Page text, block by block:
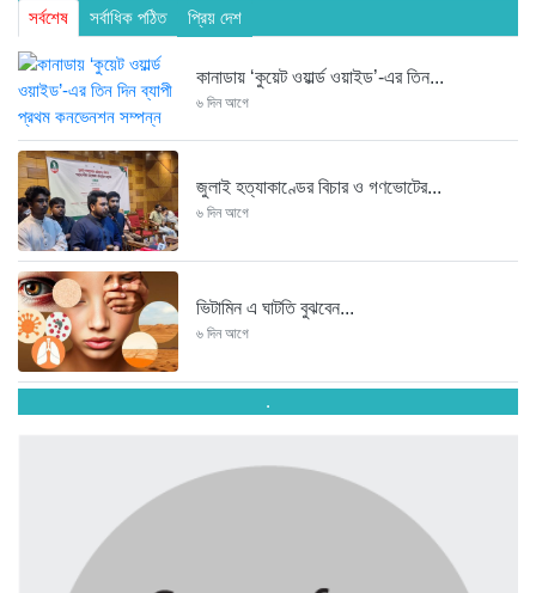
সর্বশেষ সর্বাধিক পঠিত প্রিয় দেশ
কানাডায় ‘কুয়েট ওয়ার্ল্ড ওয়াইড’-এর তিন...
৬ দিন আগে
জুলাই হত্যাকাণ্ডের বিচার ও গণভোটের...
৬ দিন আগে
ভিটামিন এ ঘাটতি বুঝবেন...
৬ দিন আগে
তরুণ উদ্ভাবক ও প্রযুক্তি উদ্যোক্তাদের...
মাদরাসাকে অবহেলা করা শুরু মুজিব...
.